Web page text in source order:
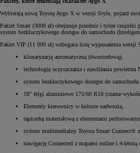
Wybierają nową Toyotę Aygo X w wersji Style, pojazd
Pakiet Smart (3000 zł) obejmuje przednie i tylne czujniki
system bezkluczykowego dostępu do samochodu
Pakiet VIP (11 000 zł) wzbogaca listę wyposażenia wersji
klimatyzację automatyczną (dwustrefową),
technologię oczyszczania i nawilżania powietrza
system bezkluczykowego dostępu do
18" felgi aluminiowe 175/60 R18 (czarne
Elementy kierownicy w kolorze nadwozia,
tapicerkę materiałową z elementami
system multimedialny Toyota Smart Connect®
nawigację Connected z mapami online i 4-letnią